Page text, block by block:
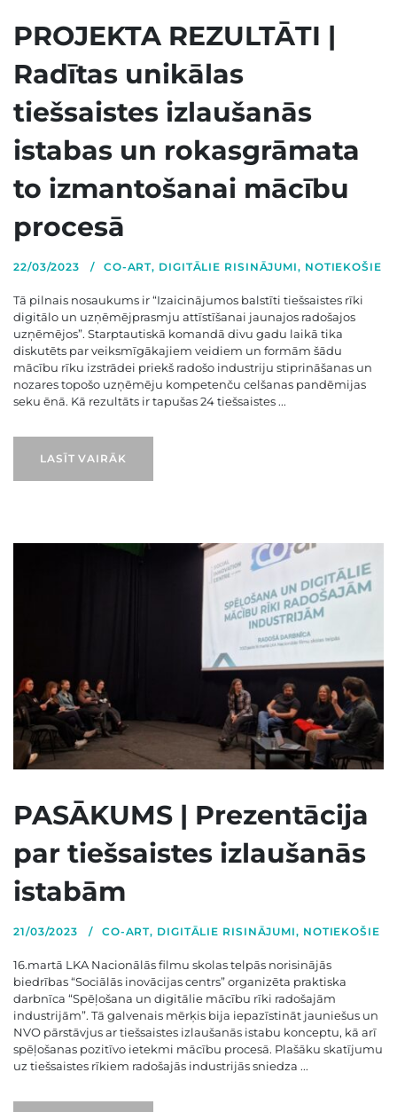
PROJEKTA REZULTĀTI |
Radītas unikālas
tiešsaistes izlaušanās
istabas un rokasgrāmata
to izmantošanai mācību
procesā
22/03/2023 CO-ART, DIGITĀLIE RISINĀJUMI, NOTIEKOŠIE
Tā pilnais nosaukums ir “Izaicinājumos balstīti tiešsaistes rīki
digitālo un uzņēmējprasmju attīstīšanai jaunajos radošajos
uzņēmējos”. Starptautiskā komandā divu gadu laikā tika
diskutēts par veiksmīgākajiem veidiem un formām šādu
mācību rīku izstrādei priekš radošo industriju stiprināšanas un
nozares topošo uzņēmēju kompetenču celšanas pandēmijas
seku ēnā. Kā rezultāts ir tapušas 24 tiešsaistes ...
LASĪT VAIRĀK
PASĀKUMS | Prezentācija
par tiešsaistes izlaušanās
istabām
21/03/2023 CO-ART, DIGITĀLIE RISINĀJUMI, NOTIEKOŠIE
16.martā LKA Nacionālās filmu skolas telpās norisinājās
biedrības “Sociālās inovācijas centrs” organizēta praktiska
darbnīca “Spēļošana un digitālie mācību rīki radošajām
industrijām”. Tā galvenais mērķis bija iepazīstināt jauniešus un
NVO pārstāvjus ar tiešsaistes izlaušanās istabu konceptu, kā arī
spēļošanas pozitīvo ietekmi mācību procesā. Plašāku skatījumu
uz tiešsaistes rīkiem radošajās industrijās sniedza ...